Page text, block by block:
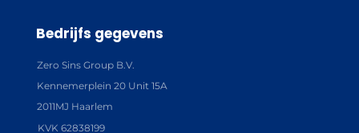
Bedrijfs gegevens
Zero Sins Group B.V.
Kennemerplein 20 Unit 15A
2011MJ Haarlem
KVK 62838199